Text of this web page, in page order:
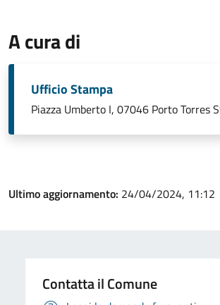
A cura di
Ufficio Stampa
Piazza Umberto I, 07046 Porto Torres
Ultimo aggiornamento: 24/04/2024, 11:12
Contatta il Comune